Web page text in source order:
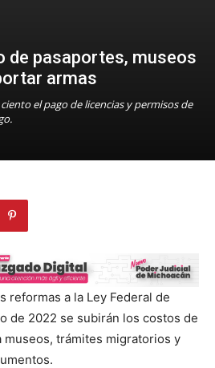
de pasaportes, museos
armas
el pago de licencias y permisos de
reformas a la Ley Federal de
de 2022 se subirán los costos de
museos, trámites migratorios y